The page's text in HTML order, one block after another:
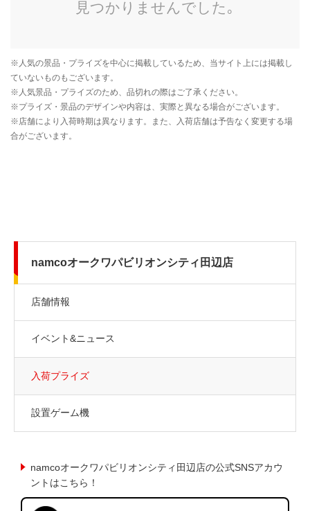
namcoオークワパビリオンシティ田辺店
店舗情報
イベント&ニュース
入荷プライズ
設置ゲーム機
namcoオークワパビリオンシティ田辺店の公式SNSアカウ
ントはこちら！